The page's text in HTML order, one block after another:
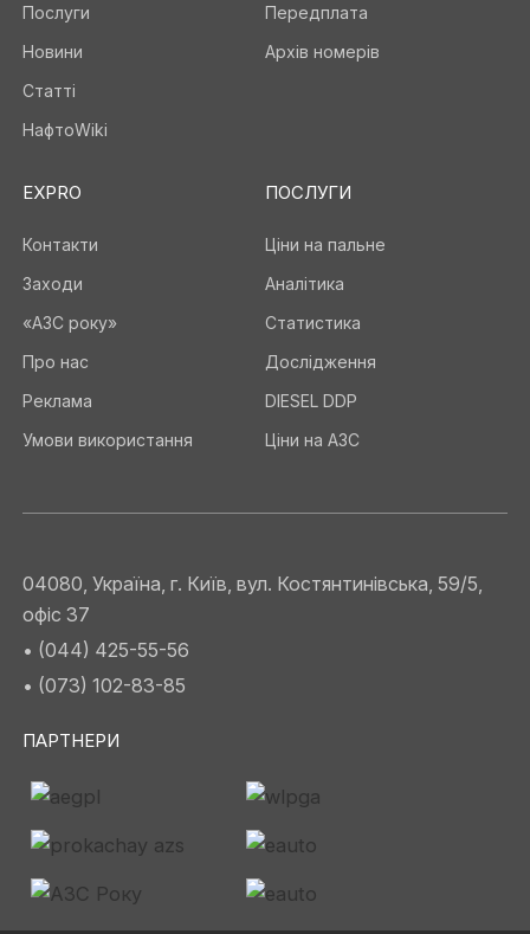
Послуги
Новини
Статті
НафтоWiki
Передплата
Архів номерів
EXPRO
Контакти
Заходи
«АЗС року»
Про нас
Реклама
Умови використання
ПОСЛУГИ
Ціни на пальне
Аналітика
Статистика
Дослідження
DIESEL DDP
Ціни на АЗС
04080, Україна, г. Київ, вул. Костянтинівська, 59/5,
офіс 37
• (044) 425-55-56
• (073) 102-83-85
ПАРТНЕРИ